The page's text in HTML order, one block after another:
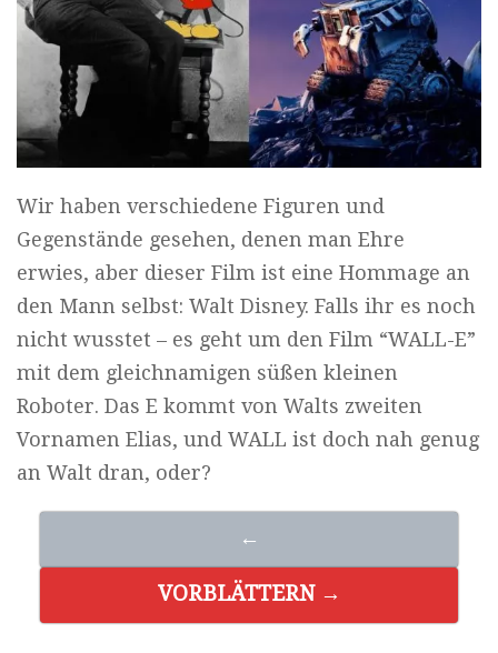
Wir haben verschiedene Figuren und
Gegenstände gesehen, denen man Ehre
erwies, aber dieser Film ist eine Hommage an
den Mann selbst: Walt Disney. Falls ihr es noch
nicht wusstet – es geht um den Film “WALL-E”
mit dem gleichnamigen süßen kleinen
Roboter. Das E kommt von Walts zweiten
Vornamen Elias, und WALL ist doch nah genug
an Walt dran, oder?
←
VORBLÄTTERN →